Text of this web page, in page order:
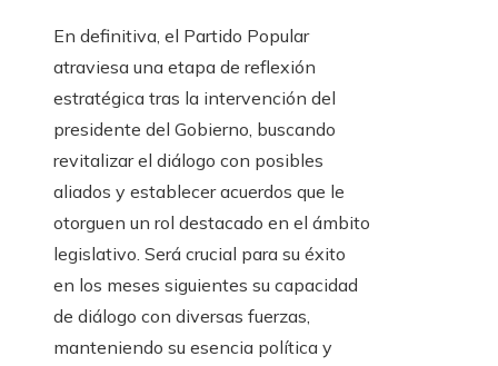
En definitiva, el Partido Popular
atraviesa una etapa de reflexión
estratégica tras la intervención del
presidente del Gobierno, buscando
revitalizar el diálogo con posibles
aliados y establecer acuerdos que le
otorguen un rol destacado en el ámbito
legislativo. Será crucial para su éxito
en los meses siguientes su capacidad
de diálogo con diversas fuerzas,
manteniendo su esencia política y